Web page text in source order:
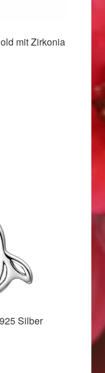
mit Zirkonia
Silber